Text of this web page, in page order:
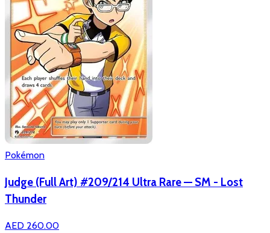
Pokémon
Judge (Full Art) #209/214 Ultra Rare — SM - Lost
Thunder
AED 260.00